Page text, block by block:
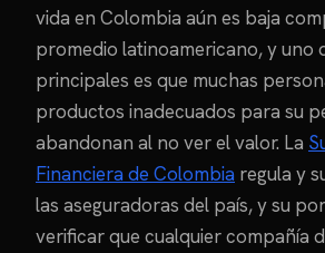
vida en Colombia aún es baja
promedio latinoamericano, y uno
principales es que muchas
productos inadecuados para su
abandonan al no ver el valor. La
Financiera de Colombia regula y
las aseguradoras del país, y su
verificar que cualquier compañía